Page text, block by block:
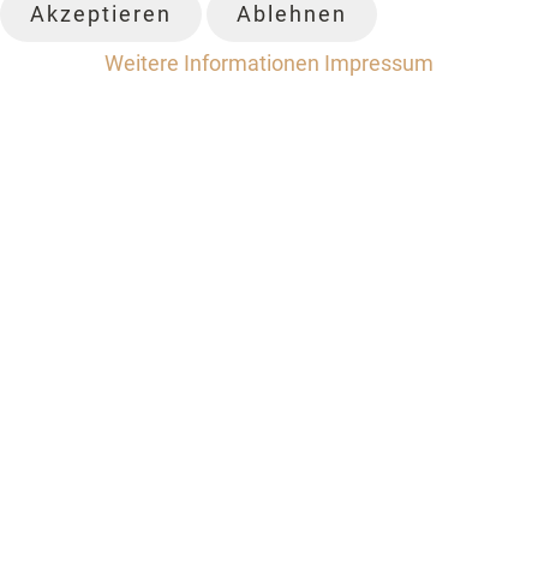
Akzeptieren
Ablehnen
Weitere Informationen Impressum